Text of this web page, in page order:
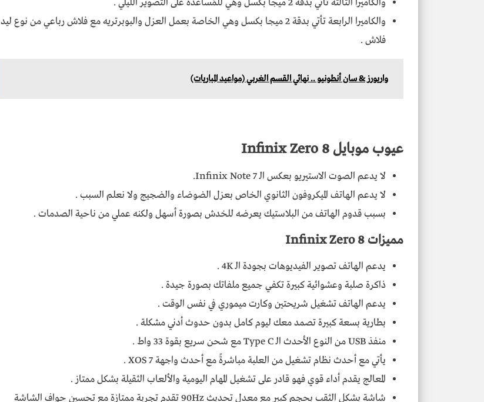
والكاميرا الثالثة تأتي بدقة 2 ميجا بكسل وهي للمُساعدة على التصوير الليلي .
والكاميرا الرابعة تأتي بدقة 2 ميجا بكسل وهي الخاصة بعمل العزل والبوبرتريه مع فلاش رباعي من نوع ليد
فلاش .
واريورز & سان أنطونيو .. نهائي القسم الغربي (مواعيد المباريات)
عيوب موبايل Infinix Zero 8
لا يدعم الصوت الاستيريو بعكس الـ Infinix Note 7.
لا يدعم الهاتف الميكروفون الثانوي الخاص بعزل الضوضاء والضجيج ولا نعلم السبب .
بسبب قدوم الهاتف من البلاستيك يعرضه للخدش بصورة أسهل ولكنه عملي من ناحية الصدمات .
مميزات Infinix Zero 8
يدعم الهاتف تصوير الفيديوهات بجودة الـ 4K .
ذاكرة صلبة وعشوائية كبيرة تكفي جميع ملفاتك بصورة جيدة .
يدعم الهاتف تشغيل شريحتين وكارت ميموري في نفس الوقت .
بطارية بسعة كبيرة تصمد معك ليوم كامل بدون حدوث أدني مشكلة .
منفذ USB من النوع الأحدث الـ Type C مع شحن سريع بقوة 33 واط .
يأتي مع أحدث نظام تشغيل من العلبة مباشرةً مع أحدث واجهة XOS 7 .
المعالج يقدم أداء قوي فهو قادر على تشغيل المهام اليومية والألعاب الثقيلة بشكل ممتاز .
شاشة بشكل الثقب بحجم كبير مع معدل تحديث 90Hz تقدم تجربة ممتازة مع تحسين حواف الشاشة